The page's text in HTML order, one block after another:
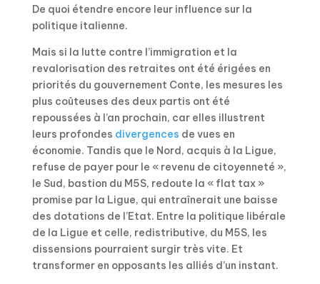
De quoi étendre encore leur influence sur la
politique italienne.
Mais si la lutte contre l’immigration et la
revalorisation des retraites ont été érigées en
priorités du gouvernement Conte, les mesures les
plus coûteuses des deux partis ont été
repoussées à l’an prochain, car elles illustrent
leurs profondes divergences de vues en
économie. Tandis que le Nord, acquis à la Ligue,
refuse de payer pour le « revenu de citoyenneté »,
le Sud, bastion du M5S, redoute la « flat tax »
promise par la Ligue, qui entraînerait une baisse
des dotations de l’Etat. Entre la politique libérale
de la Ligue et celle, redistributive, du M5S, les
dissensions pourraient surgir très vite. Et
transformer en opposants les alliés d’un instant.